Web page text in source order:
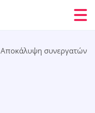
Αποκάλυψη συνεργατών